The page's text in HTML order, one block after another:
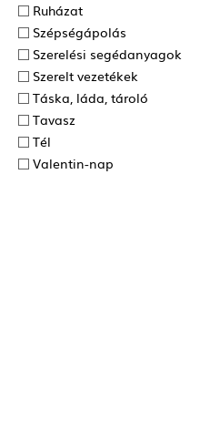
Ruházat
Szépségápolás
Szerelési segédanyagok
Szerelt vezetékek
Táska, láda, tároló
Tavasz
Tél
Valentin-nap